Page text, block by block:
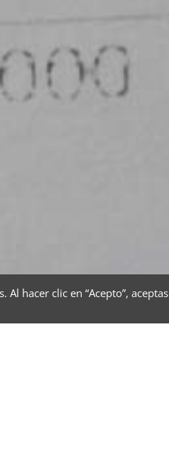
hacer clic en “Acepto”, aceptas